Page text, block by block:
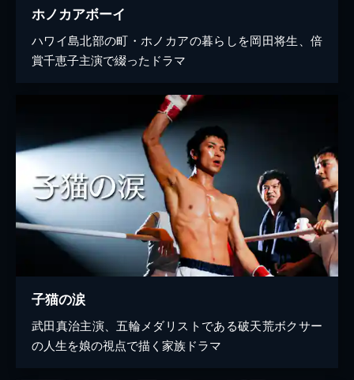
ホノカアボーイ
ハワイ島北部の町・ホノカアの暮らしを岡田将生、倍
賞千恵子主演で綴ったドラマ
子猫の涙
武田真治主演、五輪メダリストである破天荒ボクサー
の人生を娘の視点で描く家族ドラマ